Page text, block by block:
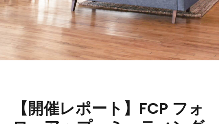
【開催レポート】FCP フォ